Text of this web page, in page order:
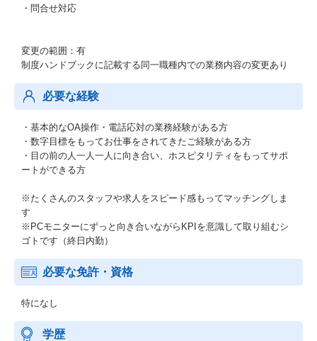
・問合せ対応
変更の範囲：有
制度ハンドブックに記載する同一職種内での業務内容の変更あり
必要な経験
・基本的なOA操作・電話応対の業務経験がある方
・数字目標をもってお仕事をされてきたご経験がある方
・目の前の人一人一人に向き合い、ホスピタリティをもってサポ
ートができる方
※たくさんのスタッフや求人をスピード感もってマッチングしま
す
※PCモニターにずっと向き合いながらKPIを意識して取り組むシ
ゴトです（終日内勤）
必要な免許・資格
特になし
学歴